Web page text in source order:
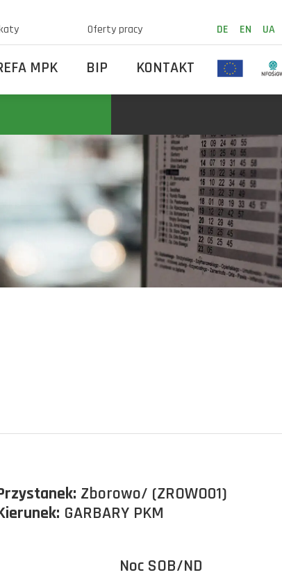
Oferty pracy DE EN UA
MPK BIP KONTAKT
Zborowo/ (ZROWO01)
GARBARY PKM
Noc SOB/ND